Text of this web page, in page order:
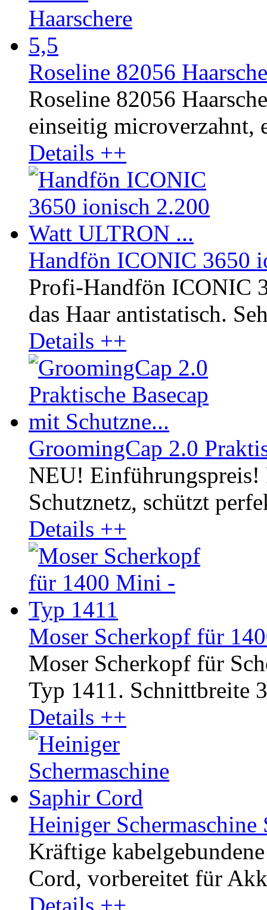
Roseline 82056
Roseline 82056
einseitig microverzahnt,
Details ++
Handfön ICONIC 3650
Profi-Handfön ICONIC
das Haar antistatisch.
Details ++
GroomingCap 2.0
NEU! Einführungspreis!
Schutznetz, schützt
Details ++
Moser Scherkopf für
Moser Scherkopf für
Typ 1411. Schnittbreite
Details ++
Heiniger Schermaschine
Kräftige
Cord, vorbereitet für
Details ++